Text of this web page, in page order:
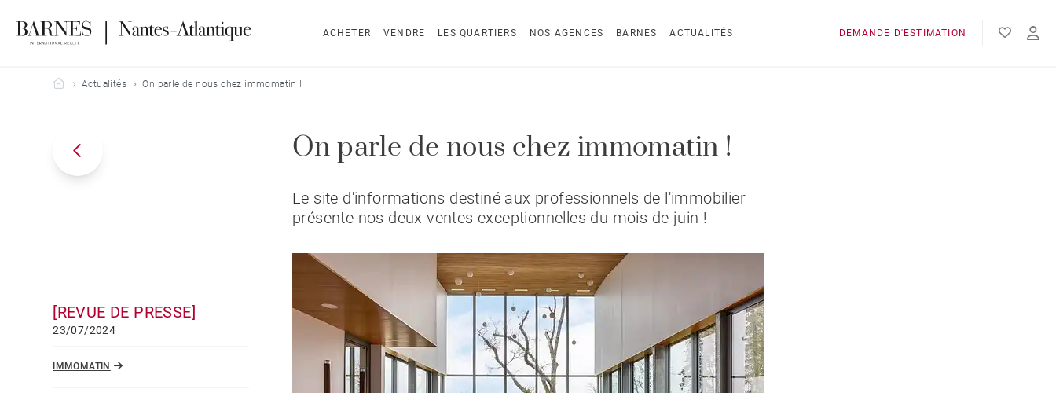
ACHETER VENDRE LES QUARTIERS NOS AGENCES BARNES ACTUALITÉS DEMANDE D'ESTIMATION
Barnes Nantes-Atlantique
Actualités On parle de nous chez immomatin !
[REVUE DE PRESSE]
23/07/2024
IMMOMATIN
On parle de nous chez immomatin !
Le site d'informations destiné aux professionnels de l'immobilier
présente nos deux ventes exceptionnelles du mois de juin !